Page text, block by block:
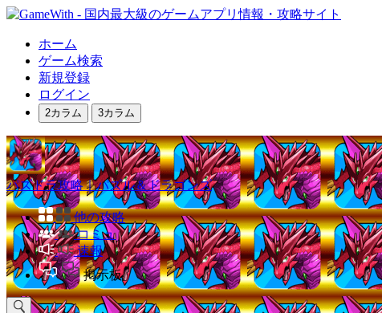
ホーム
ゲーム検索
新規登録
ログイン
2カラム 3カラム
パズドラ攻略｜パズル＆ドラゴンズ
他の攻略
コミュ
速報
掲示板